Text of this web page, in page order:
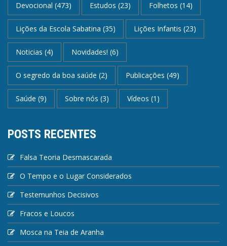
Devocional (473) Estudos (23) Folhetos (14)
Lições da Escola Sabatina (35) Lições Infantis (23)
Noticias (4) Novidades! (6)
O segredo da boa saúde (2) Publicações (49)
Saúde (9) Sobre nós (3) Vídeos (1)
POSTS RECENTES
Falsa Teoria Desmascarada
O Tempo e o Lugar Considerados
Testemunhos Decisivos
Fracos e Loucos
Mosca na Teia de Aranha